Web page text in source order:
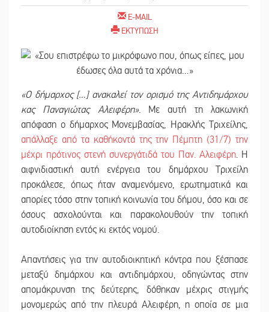
E-MAIL
ΕΚΤΥΠΩΣΗ
«Ο δήμαρχος […] ανακαλεί τον ορισμό της Αντιδημάρχου
κας Παναγιώτας Αλειφέρη». Με αυτή τη λακωνική
απόφαση ο δήμαρχος Μονεμβασίας, Ηρακλής Τριχείλης,
απάλλαξε από τα καθήκοντά της την Πέμπτη (31/7) την
μέχρι πρότινος στενή συνεργάτιδά του Παν. Αλειφέρη. Η
αιφνιδιαστική αυτή ενέργεια του δημάρχου Τριχείλη
προκάλεσε, όπως ήταν αναμενόμενο, ερωτηματικά και
απορίες τόσο στην τοπική κοινωνία του δήμου, όσο και σε
όσους ασχολούνται και παρακολουθούν την τοπική
αυτοδιοίκηση εντός κι εκτός νομού.
Απαντήσεις για την αυτοδιοικητική κόντρα που ξέσπασε
μεταξύ δημάρχου και αντιδημάρχου, οδηγώντας στην
απομάκρυνση της δεύτερης, δόθηκαν μέχρις στιγμής
μονομερώς από την πλευρά Αλειφέρη, η οποία σε μια